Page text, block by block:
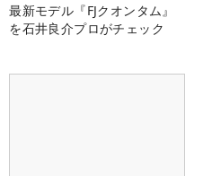
最新モデル『FJクオンタム』
を石井良介プロがチェック